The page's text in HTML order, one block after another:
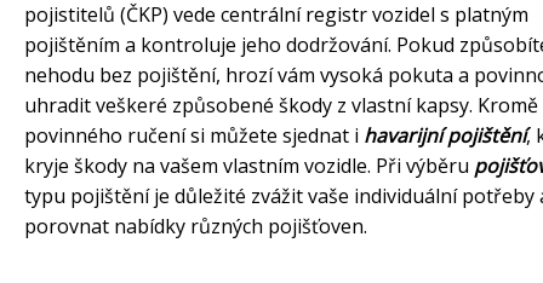
pojistitelů (ČKP) vede centrální registr vozidel s platným
pojištěním a kontroluje jeho dodržování. Pokud
nehodu bez pojištění, hrozí vám vysoká pokuta a
uhradit veškeré způsobené škody z vlastní kapsy. Kromě
povinného ručení si můžete sjednat i havarijní pojištění,
kryje škody na vašem vlastním vozidle. Při výběru
typu pojištění je důležité zvážit vaše individuální potřeby
porovnat nabídky různých pojišťoven.